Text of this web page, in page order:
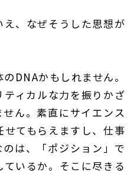
え、なぜそうした思想が
DNAかもしれません。
ィカルな力を振りかざ
ん。素直にサイエンス
てもらえますし、仕事
は、「ポジション」で
いるか。そこに尽きる